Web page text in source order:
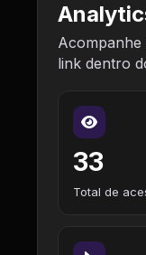
Acompanhe
link dentro
33
Total de